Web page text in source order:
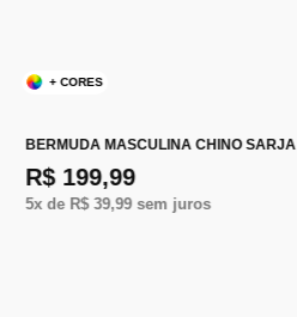
+ CORES
BERMUDA MASCULINA CHINO SARJA
R$ 199,99
5x de R$ 39,99sem juros